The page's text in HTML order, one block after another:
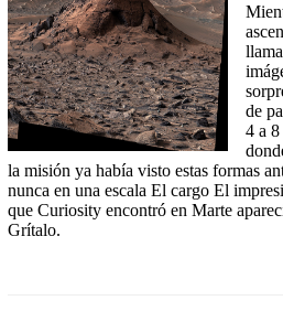
de
4 a
la misión ya había visto estas formas
nunca en una escala El cargo El
que Curiosity encontró en Marte
Grítalo.